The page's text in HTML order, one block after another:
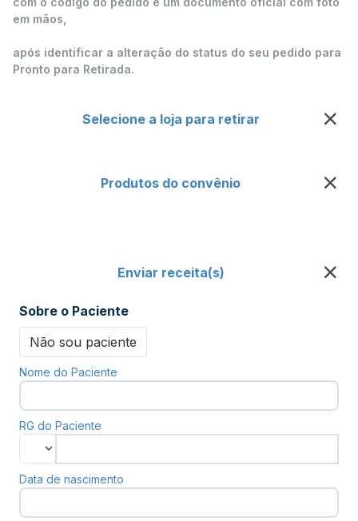
em mãos,
após identificar a alteração do status do seu pedido para
Pronto para Retirada.
Selecione a loja para retirar
Produtos do convênio
Enviar receita(s)
Sobre o Paciente
Não sou paciente
Nome do Paciente
RG do Paciente
Data de nascimento